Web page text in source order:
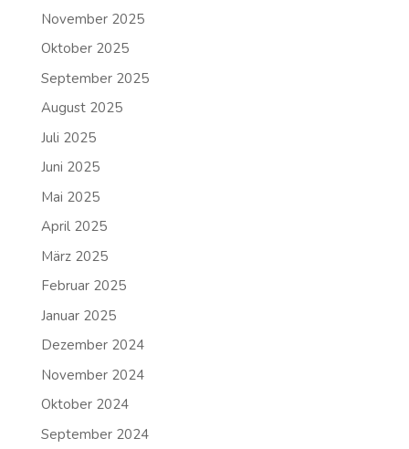
November 2025
Oktober 2025
September 2025
August 2025
Juli 2025
Juni 2025
Mai 2025
April 2025
März 2025
Februar 2025
Januar 2025
Dezember 2024
November 2024
Oktober 2024
September 2024